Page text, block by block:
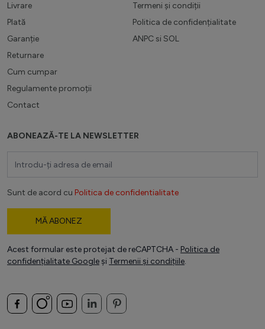
Livrare
Plată
Garanție
Returnare
Cum cumpar
Regulamente promoții
Contact
Termeni și condiții
Politica de confidențialitate
ANPC si SOL
ABONEAZĂ-TE LA NEWSLETTER
Sunt de acord cu Politica de confidentialitate
MĂ ABONEZ
Acest formular este protejat de reCAPTCHA - Politica de
confidențialitate Google și Termenii și condițiile.